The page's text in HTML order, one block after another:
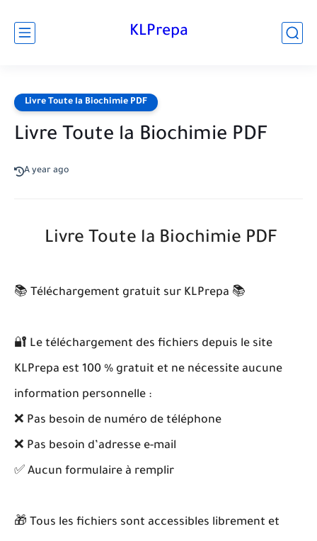
KLPrepa
Livre Toute la Biochimie PDF
Livre Toute la Biochimie PDF
A year ago
Livre Toute la Biochimie PDF
📚 Téléchargement gratuit sur KLPrepa 📚
🔐 Le téléchargement des fichiers depuis le site
KLPrepa est 100 % gratuit et ne nécessite aucune
information personnelle :
❌ Pas besoin de numéro de téléphone
❌ Pas besoin d’adresse e-mail
✅ Aucun formulaire à remplir
🎁 Tous les fichiers sont accessibles librement et